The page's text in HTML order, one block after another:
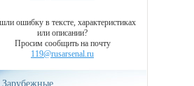
ошибку в тексте, характеристиках
или описании?
Просим сообщить на почту
119@rusarsenal.ru
Зарубежные